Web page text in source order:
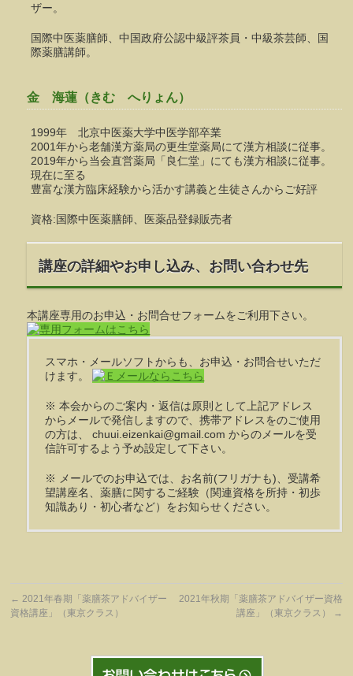
ザー。
国際中医薬膳師、中国政府公認中級評茶員・中級茶芸師、国
際薬膳講師。
金 海蓮（きむ へりょん）
1999年 北京中医薬大学中医学部卒業
2001年から老舗漢方薬局の更生堂薬局にて漢方相談に従事。
2019年から当会直営薬局「良仁堂」にても漢方相談に従事。
現在に至る
豊富な漢方臨床経験から活かす講義と生徒さんからご好評
資格:国際中医薬膳師、医薬品登録販売者
講座の詳細やお申し込み、お問い合わせ先
本講座専用のお申込・お問合せフォームをご利用下さい。
スマホ・メールソフトからも、お申込・お問合せいただ
けます。
※ 本会からのご案内・返信は原則として上記アドレス
からメールで発信しますので、携帯アドレスをのご使用
の方は、 chuui.eizenkai@gmail.com からのメールを受
信許可するよう予め設定して下さい。
※ メールでのお申込では、お名前(フリガナも)、受講希
望講座名、薬膳に関するご経験（関連資格を所持・初歩
知識あり・初心者など）をお知らせください。
← 2021年春期「薬膳茶アドバイザー
資格講座」（東京クラス）
2021年秋期「薬膳茶アドバイザー資格
講座」（東京クラス）
→